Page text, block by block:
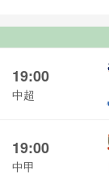
19:00
中超
19:00
中甲